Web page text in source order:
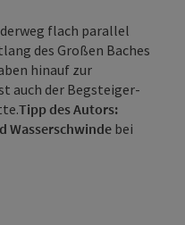
flach parallel
des Großen Baches
hinauf zur
auch der Begsteiger-
Tipp des Autors:
Wasserschwindebei